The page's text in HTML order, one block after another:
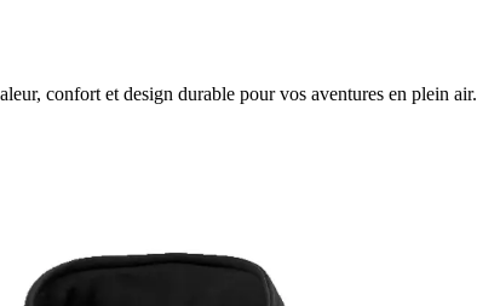
confort et design durable pour vos aventures en plein air.